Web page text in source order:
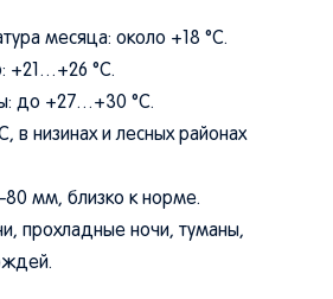
месяца: около +18 °C.
+21…+26 °C.
до +27…+30 °C.
в низинах и лесных районах
мм, близко к норме.
прохладные ночи, туманы,